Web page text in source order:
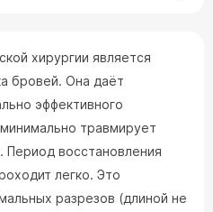
хирургии является
бровей. Она даёт
эффективного
травмирует
Период восстановления
легко. Это
разрезов (длиной не